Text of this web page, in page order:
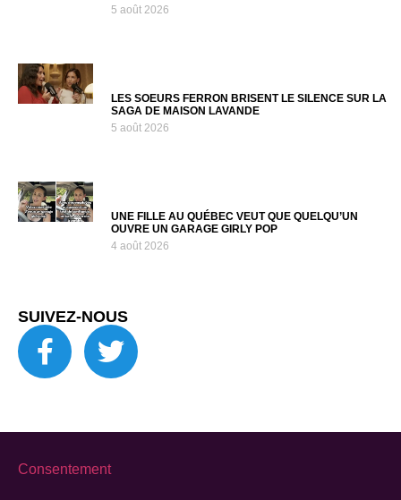
5 août 2026
LES SOEURS FERRON BRISENT LE SILENCE SUR LA
SAGA DE MAISON LAVANDE
5 août 2026
UNE FILLE AU QUÉBEC VEUT QUE QUELQU’UN
OUVRE UN GARAGE GIRLY POP
4 août 2026
SUIVEZ-NOUS
Consentement